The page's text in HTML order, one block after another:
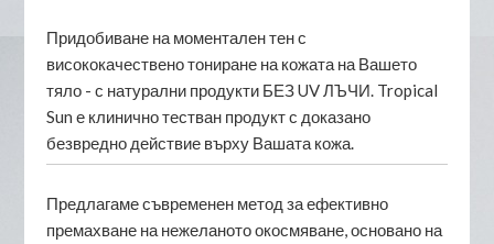
Придобиване на моментален тен с
висококачествено тониране на кожата на Вашето
тяло - с натурални продукти БЕЗ UV ЛЪЧИ. Tropical
Sun е клинично тестван продукт с доказано
безвредно действие върху Вашата кожа.
Предлагаме съвременен метод за ефективно
премахване на нежеланото окосмяване, основано на